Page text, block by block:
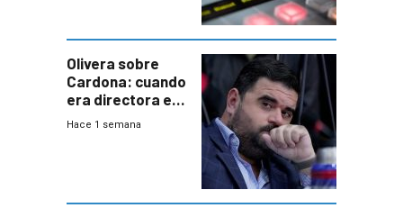
Olivera sobre
Cardona: cuando
era directora en
UTE “no era muy
Hace 1 semana